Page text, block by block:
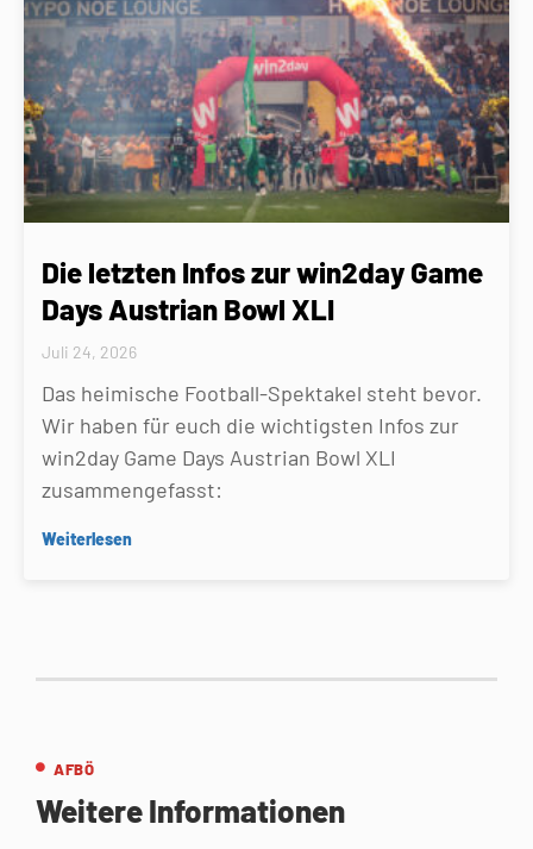
Die letzten Infos zur win2day Game
Days Austrian Bowl XLI
Juli 24, 2026
Das heimische Football-Spektakel steht bevor.
Wir haben für euch die wichtigsten Infos zur
win2day Game Days Austrian Bowl XLI
zusammengefasst:
Weiterlesen
AFBÖ
Weitere Informationen